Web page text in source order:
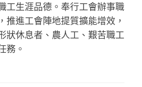
工生涯品德。奉行工會辦事職
推進工會陣地提質擴能增效，
狀休息者、農人工、艱苦職工
務。